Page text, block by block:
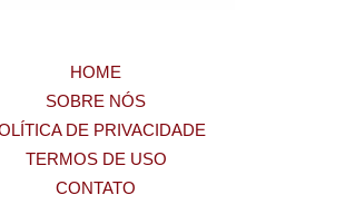
HOME
SOBRE NÓS
DE PRIVACIDADE
TERMOS DE USO
CONTATO